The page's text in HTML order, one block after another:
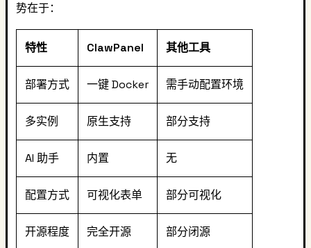
势在于：
特性 ClawPanel 其他工具
部署方式 一键 Docker 需手动配置环境
多实例 原生支持 部分支持
AI 助手 内置 无
配置方式 可视化表单 部分可视化
开源程度 完全开源 部分闭源